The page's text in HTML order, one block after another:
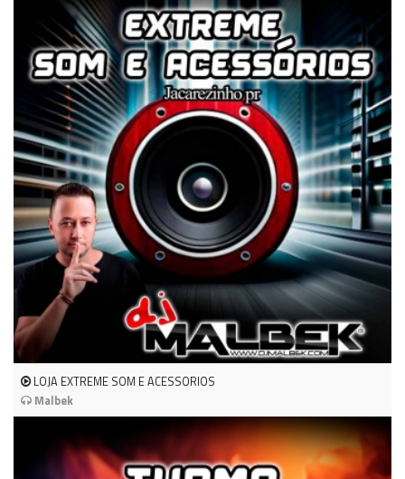
LOJA EXTREME SOM E ACESSORIOS
Malbek